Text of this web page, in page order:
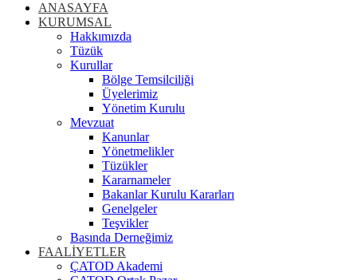
ANASAYFA
KURUMSAL
Hakkımızda
Tüzük
Kurullar
Bölge Temsilciliği
Üyelerimiz
Yönetim Kurulu
Mevzuat
Kanunlar
Yönetmelikler
Tüzükler
Kararnameler
Bakanlar Kurulu Kararları
Genelgeler
Teşvikler
Basında Derneğimiz
FAALİYETLER
ÇATOD Akademi